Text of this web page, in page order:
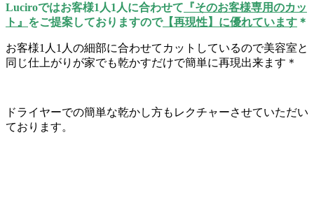
Luciroではお客様1人1人に合わせて 『そのお客様専用のカッ
ト』 をご提案しておりますので【再現性】に優れています ＊
お客様1人1人の細部に合わせてカットしているので美容室と
同じ仕上がりが家でも乾かすだけで簡単に再現出来ます＊
ドライヤーでの簡単な乾かし方もレクチャーさせていただい
ております。